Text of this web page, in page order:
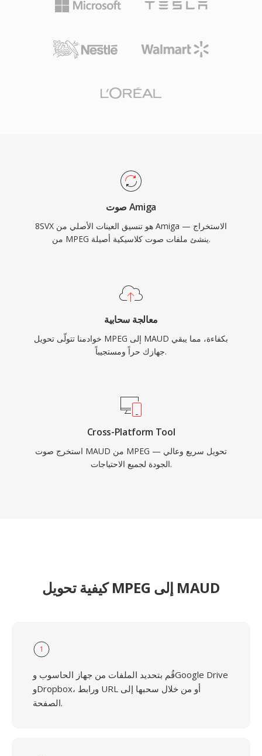
صوت Amiga
8SVX هو تنسيق العينات الأصلي من Amiga — الاستخراج
من MPEG ينشئ ملفات صوت كلاسيكية أصيلة.
معالجة سحابية
خوادمنا تتولّى تحويل MPEG إلى MAUD بكفاءة، مما يبقي
جهازك حراً ومستجيباً.
Cross-Platform Tool
استخرج صوت MAUD من MPEG — تحويل سريع وعالي
الجودة لجميع الاحتياجات.
كيفية تحويل MPEG إلى MAUD
1
قُم بتحديد الملفات من جهاز الحاسوب وGoogle Drive
وDropbox، ورابط URL أو من خلال سحبها إلى
الصفحة.